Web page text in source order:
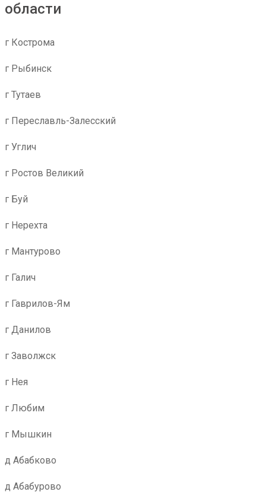
области
г Кострома
г Рыбинск
г Тутаев
г Переславль-Залесский
г Углич
г Ростов Великий
г Буй
г Нерехта
г Мантурово
г Галич
г Гаврилов-Ям
г Данилов
г Заволжск
г Нея
г Любим
г Мышкин
д Абабково
д Абабурово